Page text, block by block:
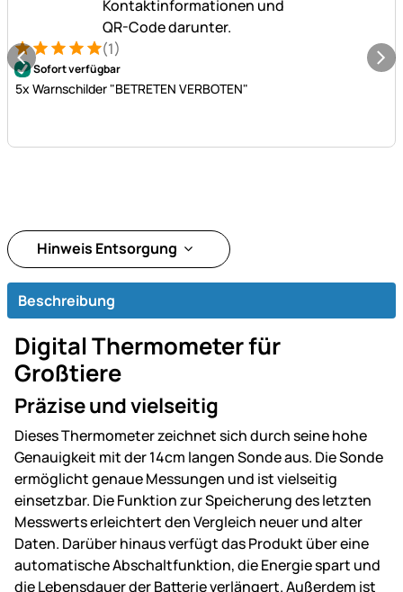
Bewertung: 5 von 5 (1 Bewertungen)
1 Bewertung (1)
Sofort verfügbar
5x Warnschilder "BETRETEN VERBOTEN"
Hinweis Entsorgung
Beschreibung
Digital Thermometer für
Großtiere
Präzise und vielseitig
Dieses Thermometer zeichnet sich durch seine hohe
Genauigkeit mit der 14cm langen Sonde aus. Die Sonde
ermöglicht genaue Messungen und ist vielseitig
einsetzbar. Die Funktion zur Speicherung des letzten
Messwerts erleichtert den Vergleich neuer und alter
Daten. Darüber hinaus verfügt das Produkt über eine
automatische Abschaltfunktion, die Energie spart und
die Lebensdauer der Batterie verlängert. Außerdem ist